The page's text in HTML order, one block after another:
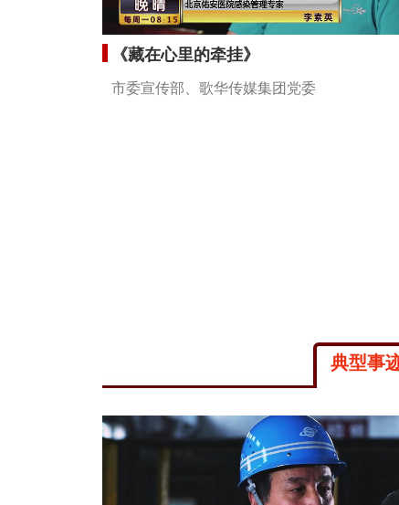
《藏在心里的牵挂》
市委宣传部、歌华传媒集团党委
典型事